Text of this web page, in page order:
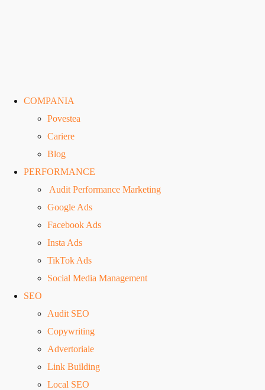
COMPANIA
Povestea
Cariere
Blog
PERFORMANCE
Audit Performance Marketing
Google Ads
Facebook Ads
Insta Ads
TikTok Ads
Social Media Management
SEO
Audit SEO
Copywriting
Advertoriale
Link Building
Local SEO